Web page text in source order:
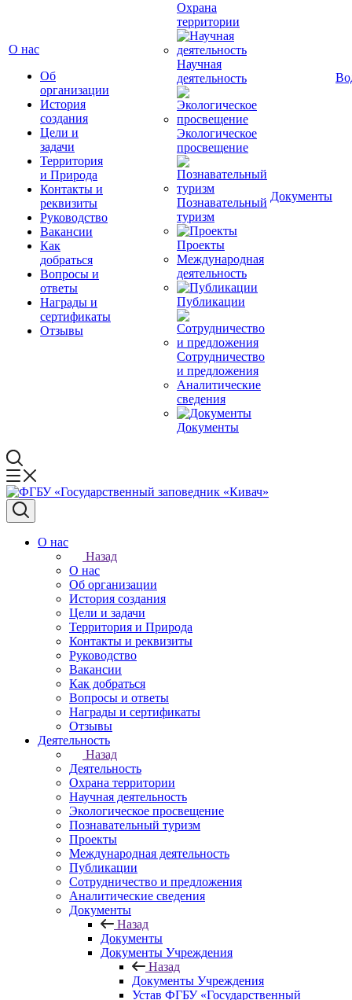
О нас
Об
организации
История
создания
Цели и
задачи
Территория
и Природа
Контакты и
реквизиты
Руководство
Вакансии
Как
добраться
Вопросы и
ответы
Награды и
сертификаты
Отзывы
Охрана
территории
Научная
деятельность
Экологическое
просвещение
Познавательный
туризм
Проекты
Международная
деятельность
Публикации
Сотрудничество
и предложения
Аналитические
сведения
Документы
Документы
О нас
Назад
О нас
Об организации
История создания
Цели и задачи
Территория и Природа
Контакты и реквизиты
Руководство
Вакансии
Как добраться
Вопросы и ответы
Награды и сертификаты
Отзывы
Деятельность
Назад
Деятельность
Охрана территории
Научная деятельность
Экологическое просвещение
Познавательный туризм
Проекты
Международная деятельность
Публикации
Сотрудничество и предложения
Аналитические сведения
Документы
Назад
Документы
Документы Учреждения
Назад
Документы Учреждения
Устав ФГБУ «Государственный